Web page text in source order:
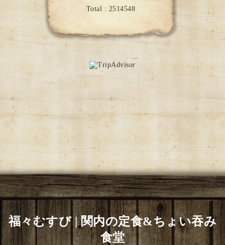
Total : 2514548
福々むすび | 関内の定食&ちょい吞み
食堂